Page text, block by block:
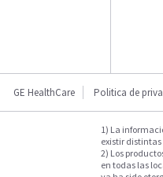
GE HealthCare Politica de
1) La
existir
2) Los
en todas las